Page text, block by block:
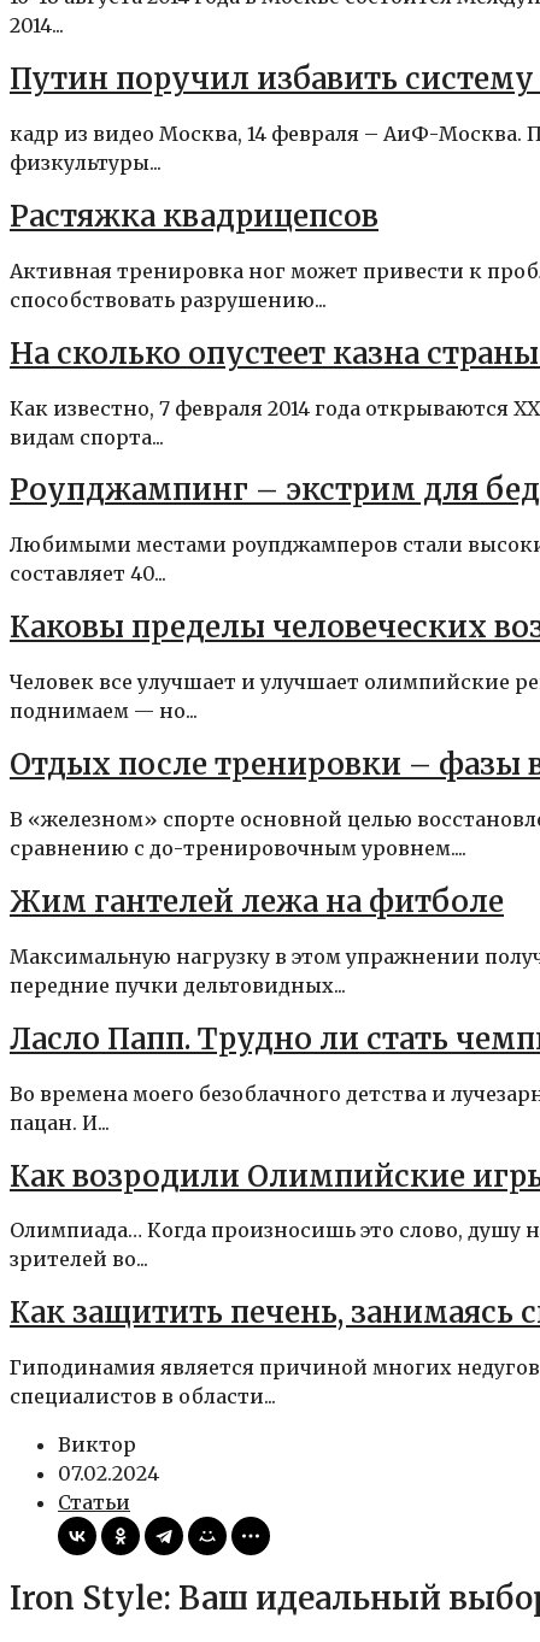
2014...
Путин поручил избавить
кадр из видео Москва, 14 февраля – АиФ-Москва.
физкультуры...
Растяжка квадрицепсов
Активная тренировка ног может привести к
способствовать разрушению...
На сколько опустеет казна
Как известно, 7 февраля 2014 года
видам спорта...
Роупджампинг – экстрим для
Любимыми местами роупджамперов стали
составляет 40...
Каковы пределы человеческих
Человек все улучшает и улучшает олимпийские
поднимаем — но...
Отдых после тренировки – фазы
В «железном» спорте основной целью
сравнению с до-тренировочным уровнем....
Жим гантелей лежа на фитболе
Максимальную нагрузку в этом упражнении
передние пучки дельтовидных...
Ласло Папп. Трудно ли стать
Во времена моего безоблачного детства и
пацан. И...
Как возродили Олимпийские
Олимпиада… Когда произносишь это слово, душу
зрителей во...
Как защитить печень, занимаясь
Гиподинамия является причиной многих
специалистов в области...
Виктор
07.02.2024
Статьи
Iron Style: Ваш идеальный